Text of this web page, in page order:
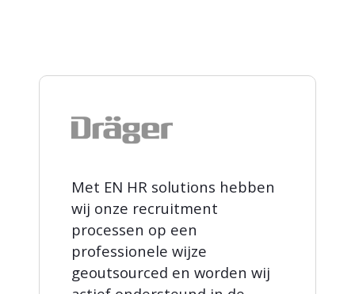
Met EN HR solutions hebben
wij onze recruitment
processen op een
professionele wijze
geoutsourced en worden wij